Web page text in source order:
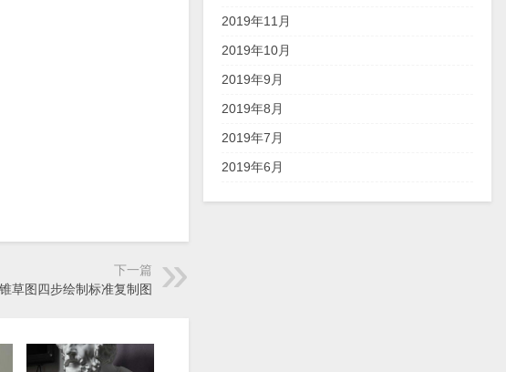
下一篇
草图四步绘制标准复制图
2019年11月
2019年10月
2019年9月
2019年8月
2019年7月
2019年6月